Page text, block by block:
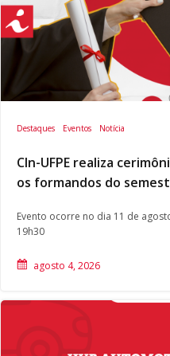
Destaques Eventos Notícia
CIn-UFPE realiza
os formandos do
Evento ocorre no dia 11 de
19h30
agosto 4, 2026